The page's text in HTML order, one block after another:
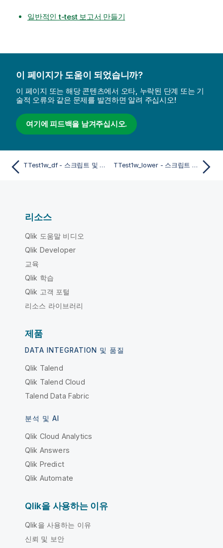
일반적인 t-test 보고서 만들기
이 페이지가 도움이 되었습니까?
이 페이지 또는 해당 콘텐츠에서 오타, 누락된 단계 또는 기
술적 오류와 같은 문제를 발견하면 알려 주십시오!
여기에 피드백을 남겨주십시오.
TTest1w_df - 스크립트 및 차트 함수 TTest1w_lower - 스크립트 및 차트 함수
리소스
Qlik 도움말 비디오
Qlik Developer
교육
Qlik 학습
Qlik 고객 포털
리소스 라이브러리
제품
DATA INTEGRATION 및 품질
Qlik Talend
Qlik Talend Cloud
Talend Data Fabric
분석 및 AI
Qlik Cloud Analytics
Qlik Answers
Qlik Predict
Qlik Automate
Qlik을 사용하는 이유
Qlik을 사용하는 이유
신뢰 및 보안